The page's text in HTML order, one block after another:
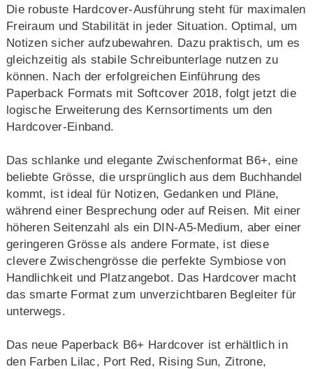
Die robuste Hardcover-Ausführung steht für maximalen
Freiraum und Stabilität in jeder Situation. Optimal, um
Notizen sicher aufzubewahren. Dazu praktisch, um es
gleichzeitig als stabile Schreibunterlage nutzen zu
können. Nach der erfolgreichen Einführung des
Paperback Formats mit Softcover 2018, folgt jetzt die
logische Erweiterung des Kernsortiments um den
Hardcover-Einband.
Das schlanke und elegante Zwischenformat B6+, eine
beliebte Grösse, die ursprünglich aus dem Buchhandel
kommt, ist ideal für Notizen, Gedanken und Pläne,
während einer Besprechung oder auf Reisen. Mit einer
höheren Seitenzahl als ein DIN-A5-Medium, aber einer
geringeren Grösse als andere Formate, ist diese
clevere Zwischengrösse die perfekte Symbiose von
Handlichkeit und Platzangebot. Das Hardcover macht
das smarte Format zum unverzichtbaren Begleiter für
unterwegs.
Das neue Paperback B6+ Hardcover ist erhältlich in
den Farben Lilac, Port Red, Rising Sun, Zitrone,